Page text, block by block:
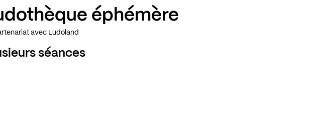
éphémère
avec Ludoland
séances